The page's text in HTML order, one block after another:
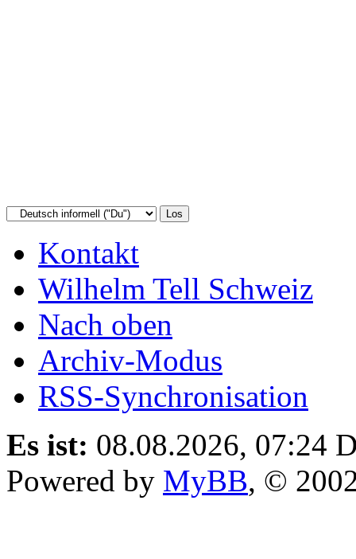
Kontakt
Wilhelm Tell Schweiz
Nach oben
Archiv-Modus
RSS-Synchronisation
Es ist: 08.08.2026, 07:24
Powered by MyBB, ©